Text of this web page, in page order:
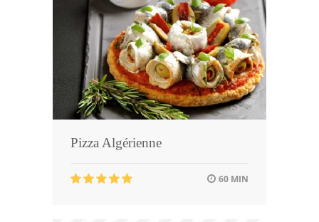
Pizza Algérienne
60 MIN